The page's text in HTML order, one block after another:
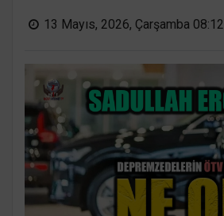
13 Mayıs, 2026, Çarşamba 08:12